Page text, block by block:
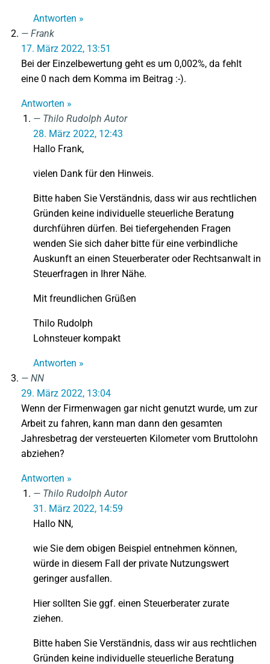
Antworten »
Frank
17. März 2022, 13:51
Bei der Einzelbewertung geht es um 0,002%, da fehlt
eine 0 nach dem Komma im Beitrag :-).
Antworten »
Thilo RudolphAutor
28. März 2022, 12:43
Hallo Frank,
vielen Dank für den Hinweis.
Bitte haben Sie Verständnis, dass wir aus rechtlichen
Gründen keine individuelle steuerliche Beratung
durchführen dürfen. Bei tiefergehenden Fragen
wenden Sie sich daher bitte für eine verbindliche
Auskunft an einen Steuerberater oder Rechtsanwalt in
Steuerfragen in Ihrer Nähe.
Mit freundlichen Grüßen
Thilo Rudolph
Lohnsteuer kompakt
Antworten »
NN
29. März 2022, 13:04
Wenn der Firmenwagen gar nicht genutzt wurde, um zur
Arbeit zu fahren, kann man dann den gesamten
Jahresbetrag der versteuerten Kilometer vom Bruttolohn
abziehen?
Antworten »
Thilo RudolphAutor
31. März 2022, 14:59
Hallo NN,
wie Sie dem obigen Beispiel entnehmen können,
würde in diesem Fall der private Nutzungswert
geringer ausfallen.
Hier sollten Sie ggf. einen Steuerberater zurate
ziehen.
Bitte haben Sie Verständnis, dass wir aus rechtlichen
Gründen keine individuelle steuerliche Beratung